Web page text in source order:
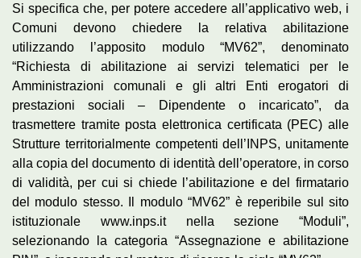
Si specifica che, per potere accedere all’applicativo web, i
Comuni devono chiedere la relativa abilitazione
utilizzando l’apposito modulo “MV62”, denominato
“Richiesta di abilitazione ai servizi telematici per le
Amministrazioni comunali e gli altri Enti erogatori di
prestazioni sociali – Dipendente o incaricato”, da
trasmettere tramite posta elettronica certificata (PEC) alle
Strutture territorialmente competenti dell’INPS, unitamente
alla copia del documento di identità dell’operatore, in corso
di validità, per cui si chiede l’abilitazione e del firmatario
del modulo stesso. Il modulo “MV62” è reperibile sul sito
istituzionale www.inps.it nella sezione “Moduli”,
selezionando la categoria “Assegnazione e abilitazione